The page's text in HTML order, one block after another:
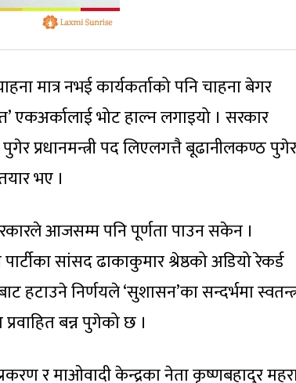
मात्र नभई कार्यकर्ताको पनि चाहना बेगर
एकअर्कालाई भोट हाल्न लगाइयो । सरकार
प्रधानमन्त्री पद लिएलगत्तै बूढानीलकण्ठ
भए ।
आजसम्म पनि पूर्णता पाउन सकेन ।
सांसद ढाकाकुमार श्रेष्ठको अडियो रेकर्ड
हटाउने निर्णयले ‘सुशासन’का सन्दर्भमा
बन्न पुगेको छ ।
र माओवादी केन्द्रका नेता कृष्णबहादुर